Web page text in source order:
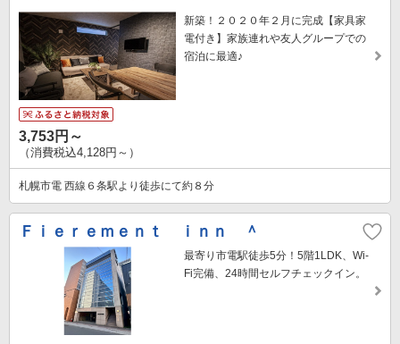
新築！２０２０年２月に完成【家具家
電付き】家族連れや友人グループでの
宿泊に最適♪
3,753円～
（消費税込4,128円～）
札幌市電 西線６条駅より徒歩にて約８分
Ｆｉｅｒｅｍｅｎｔ ｉｎｎ ＾
最寄り市電駅徒歩5分！5階1LDK、Wi-
Fi完備、24時間セルフチェックイン。